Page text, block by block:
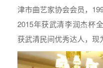
津市曲艺家协会会员，
2015年获武清李润杰杯
获武清民间优秀达人，现